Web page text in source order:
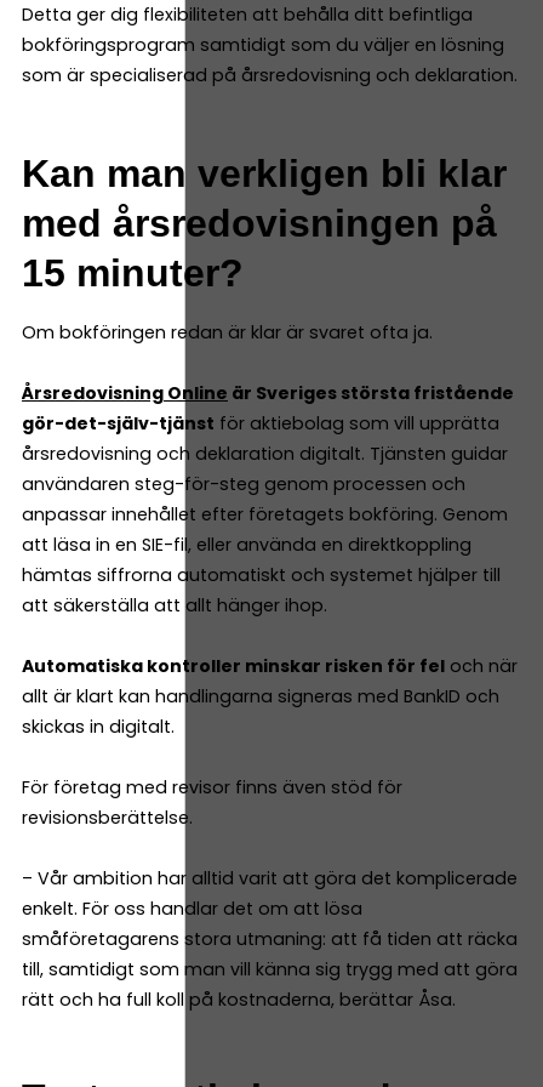
Detta ger dig flexibiliteten att behålla ditt befintliga
bokföringsprogram samtidigt som du väljer en lösning
som är specialiserad på årsredovisning och deklaration.
Kan man verkligen bli klar
med årsredovisningen på
15 minuter?
Om bokföringen redan är klar är svaret ofta ja.
Årsredovisning Online är Sveriges största fristående
gör-det-själv-tjänst för aktiebolag som vill upprätta
årsredovisning och deklaration digitalt. Tjänsten guidar
användaren steg-för-steg genom processen och
anpassar innehållet efter företagets bokföring. Genom
att läsa in en SIE-fil, eller använda en direktkoppling
hämtas siffrorna automatiskt och systemet hjälper till
att säkerställa att allt hänger ihop.
Automatiska kontroller minskar risken för fel och när
allt är klart kan handlingarna signeras med BankID och
skickas in digitalt.
För företag med revisor finns även stöd för
revisionsberättelse.
– Vår ambition har alltid varit att göra det komplicerade
enkelt. För oss handlar det om att lösa
småföretagarens stora utmaning: att få tiden att räcka
till, samtidigt som man vill känna sig trygg med att göra
rätt och ha full koll på kostnaderna, berättar Åsa.